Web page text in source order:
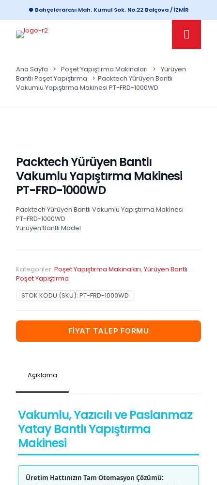
● Bahçelerarası Mah. Kumul Sok. No:22 Balçova / İZMİR
Ana Sayfa > Poşet Yapıştırma Makinaları > Yürüyen
Bantlı Poşet Yapıştırma
> Packtech Yürüyen Bantlı
Vakumlu Yapıştırma Makinesi PT-FRD-1000WD
Packtech Yürüyen Bantlı
Vakumlu Yapıştırma Makinesi
PT-FRD-1000WD
Packtech Yürüyen Bantlı Vakumlu Yapıştırma Makinesi
PT-FRD-1000WD
Yürüyen Bantlı Model
Kategoriler: Poşet Yapıştırma Makinaları, Yürüyen Bantlı
Poşet Yapıştırma
STOK KODU (SKU): PT-FRD-1000WD
FİYAT TALEP FORMU
Açıklama
Vakumlu, Yazıcılı ve Paslanmaz
Yatay Bantlı Yapıştırma
Makinesi
Üretim Hattınızın Tam Otomasyon Çözümü: